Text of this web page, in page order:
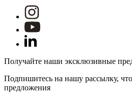
Получайте наши эксклюзивные
Подпишитесь на нашу рассылку,
предложения